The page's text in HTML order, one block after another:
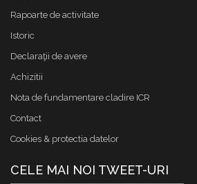
Rapoarte de activitate
Istoric
Declaraţii de avere
Achizitii
Nota de fundamentare cladire ICR
Contact
Cookies & protectia datelor
CELE MAI NOI TWEET-URI